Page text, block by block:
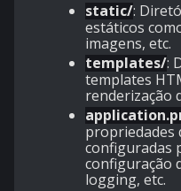
static/:
estáticos
imagens, etc.
templates/:
templates
renderização
propriedades
configuradas
configuração
logging, etc.